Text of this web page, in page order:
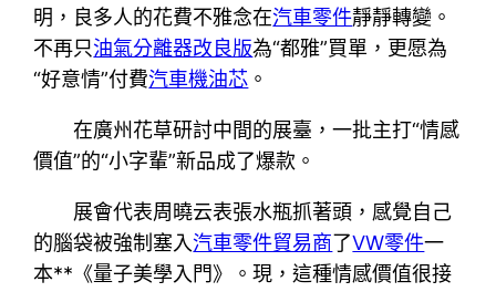
明，良多人的花費不雅念在汽車零件靜靜轉變。
不再只油氣分離器改良版為“都雅”買單，更愿為
“好意情”付費汽車機油芯 。
在廣州花草研討中間的展臺，一批主打“情感
價值”的“小字輩”新品成了爆款。
展會代表周曉云表張水瓶抓著頭，感覺自己
的腦袋被強制塞入汽車零件貿易商了VW零件一
本**《量子美學入門》。現，這種情感價值很接